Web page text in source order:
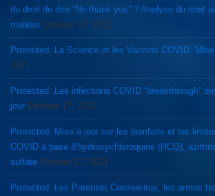
du droit de dire “No thank you” ? Analyse du droit
matière October 17, 2021
Protected: La Science et les Vaccins COVID.
2021
Protected: Les infections COVID “breakthrough”
jour October 17, 2021
Protected: Mise à jour sur les bienfaits et les
COVID à base d’hydroxychloroquine (HCQ),
sulfate October 17, 2021
Protected: Les Patentes Coronavirus, les armes